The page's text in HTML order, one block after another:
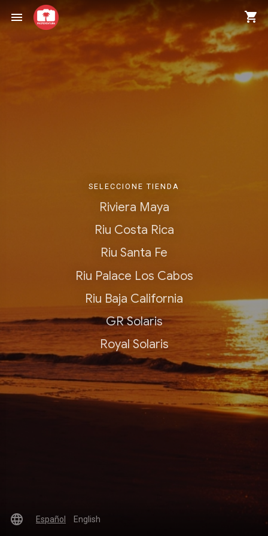
menu shopping_cart
SELECCIONE TIENDA
Riviera Maya
Riu Costa Rica
Riu Santa Fe
Riu Palace Los Cabos
Riu Baja California
GR Solaris
Royal Solaris
language Español English